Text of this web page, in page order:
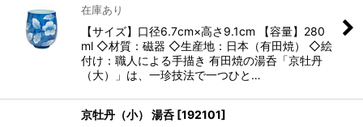
在庫あり
【サイズ】口径6.7cm×高さ9.1cm 【容量】280
ml ◇材質：磁器 ◇生産地：日本（有田焼） ◇絵
付け：職人による手描き 有田焼の湯呑「京牡丹
（大）」は、一珍技法で一つひと…
京牡丹（小） 湯呑 [192101]